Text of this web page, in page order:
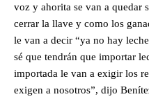
voz y ahorita se van a quedar
cerrar la llave y como los
le van a decir “ya no hay
sé que tendrán que importar
importada le van a exigir los
exigen a nosotros”, dijo